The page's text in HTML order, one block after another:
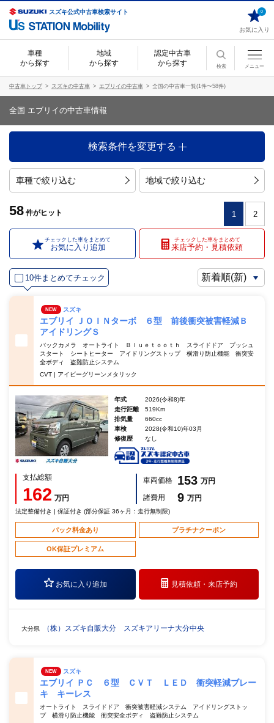
スズキ公式中古車検索サイト
お気に入り
0
車種
から探す
地域
から探す
認定中古車
から探す
検索 メニュー
中古車トップ スズキの中古車 エブリイの中古車 全国の中古車一覧(1件〜58件)
全国 エブリイの中古車情報
検索条件を変更する
車種で絞り込む 地域で絞り込む
58 件がヒット 1 2
チェックした車をまとめて
お気に入り追加
チェックした車をまとめて
来店予約・見積依頼
10件まとめてチェック
NEW スズキ
エブリイ ＪＯＩＮターボ ６型 前後衝突被害軽減Ｂ
アイドリングＳ
バックカメラ オートライト Ｂｌｕｅｔｏｏｔｈ スライドドア プッシュ
スタート シートヒーター アイドリングストップ 横滑り防止機能 衝突安
全ボディ 盗難防止システム
CVT | アイビーグリーンメタリック
年式
2026(令和8)年
走行距離
519Km
排気量
660cc
車検
2028(令和10)年03月
修復歴
なし
支払総額
162 万円
車両価格 153 万円
諸費用
9 万円
法定整備付き | 保証付き (部分保証 36ヶ月：走行無制限)
パック料金あり プラチナクーポン
OK保証プレミアム
お気に入り追加 見積依頼・来店予約
大分県 （株）スズキ自販大分 スズキアリーナ大分中央
NEW スズキ
エブリイ ＰＣ ６型 ＣＶＴ ＬＥＤ 衝突軽減ブレー
キ キーレス
オートライト スライドドア 衝突被害軽減システム アイドリングストッ
プ 横滑り防止機能 衝突安全ボディ 盗難防止システム